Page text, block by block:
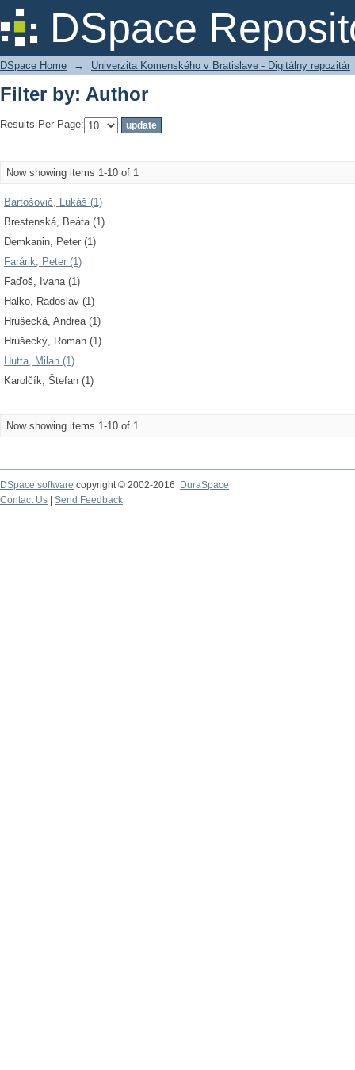
DSpace
Filter by: Author
DSpace Home → Univerzita Komenského v Bratislave - Digitálny repozitár
Filter by: Author
Results Per Page:
Now showing items 1-10 of 1
Bartošovič, Lukáš (1)
Brestenská, Beáta (1)
Demkanin, Peter (1)
Farárik, Peter (1)
Faďoš, Ivana (1)
Halko, Radoslav (1)
Hrušecká, Andrea (1)
Hrušecký, Roman (1)
Hutta, Milan (1)
Karolčík, Štefan (1)
Now showing items 1-10 of 1
DSpace software copyright © 2002-2016
DuraSpace
Contact Us
Send Feedback